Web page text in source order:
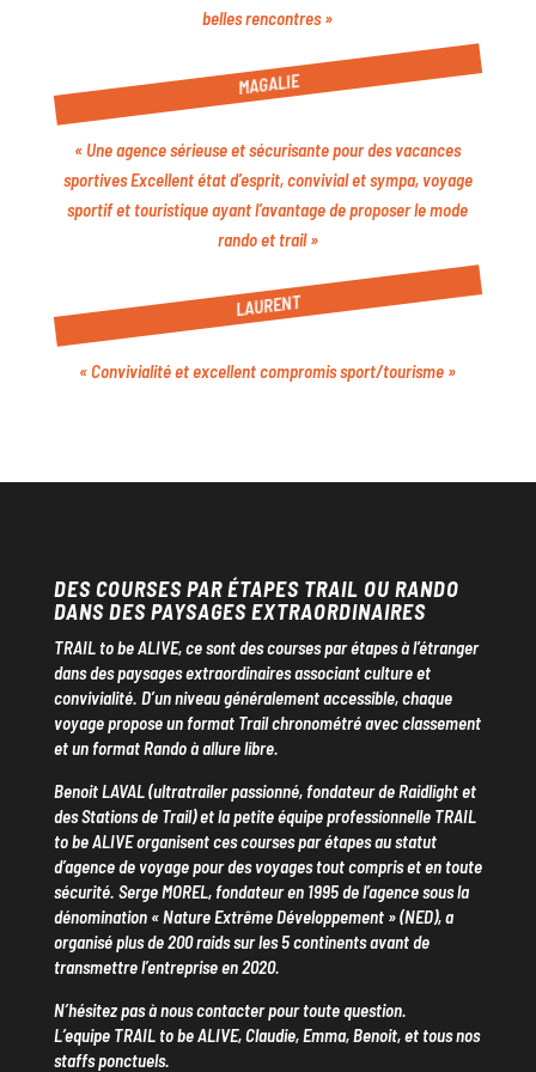
belles rencontres »
MAGALIE
« Une agence sérieuse et sécurisante pour des vacances
sportives Excellent état d’esprit, convivial et sympa, voyage
sportif et touristique ayant l’avantage de proposer le mode
rando et trail »
LAURENT
« Convivialité et excellent compromis sport/tourisme »
DES COURSES PAR ÉTAPES TRAIL OU RANDO
DANS DES PAYSAGES EXTRAORDINAIRES
TRAIL to be ALIVE, ce sont des courses par étapes à l’étranger
dans des paysages extraordinaires associant culture et
convivialité. D’un niveau généralement accessible, chaque
voyage propose un format Trail chronométré avec classement
et un format Rando à allure libre.
Benoit LAVAL (ultratrailer passionné, fondateur de Raidlight et
des Stations de Trail) et la petite équipe professionnelle TRAIL
to be ALIVE organisent ces courses par étapes au statut
d’agence de voyage pour des voyages tout compris et en toute
sécurité. Serge MOREL, fondateur en 1995 de l’agence sous la
dénomination « Nature Extrême Développement » (NED), a
organisé plus de 200 raids sur les 5 continents avant de
transmettre l’entreprise en 2020.
N’hésitez pas à nous contacter pour toute question.
L’equipe TRAIL to be ALIVE, Claudie, Emma, Benoit, et tous nos
staffs ponctuels.